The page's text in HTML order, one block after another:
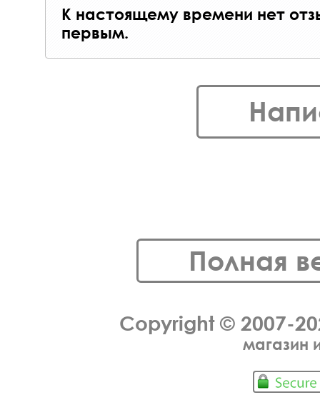
К настоящему времени нет
первым.
Полная
Copyright © 2007-
магазин